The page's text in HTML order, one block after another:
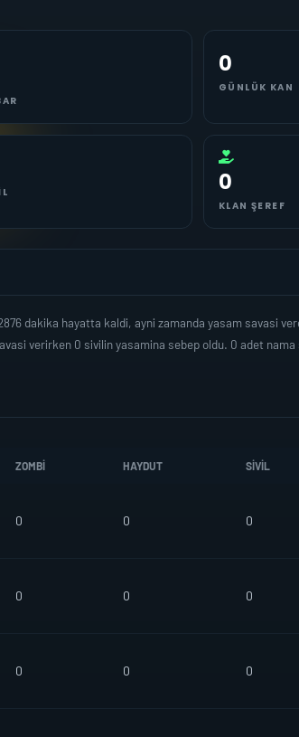
0
GÜNLÜK KAN
0
KLAN ŞEREF
dakika hayatta kaldi, ayni zamanda yasam savasi
verirken 0 sivilin yasamina sebep oldu. 0 adet
ZOMBI HAYDUT SIVIL
0 0 0
0 0 0
0 0 0